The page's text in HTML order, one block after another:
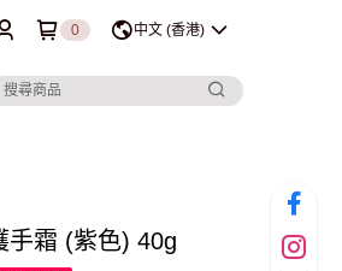
0 中文 (香港)
手霜 (紫色) 40g